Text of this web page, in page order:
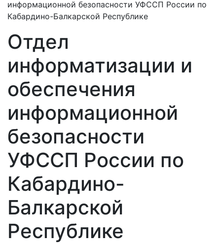
информационной безопасности УФССП России по
Кабардино-Балкарской Республике
Отдел
информатизации и
обеспечения
информационной
безопасности
УФССП России по
Кабардино-
Балкарской
Республике